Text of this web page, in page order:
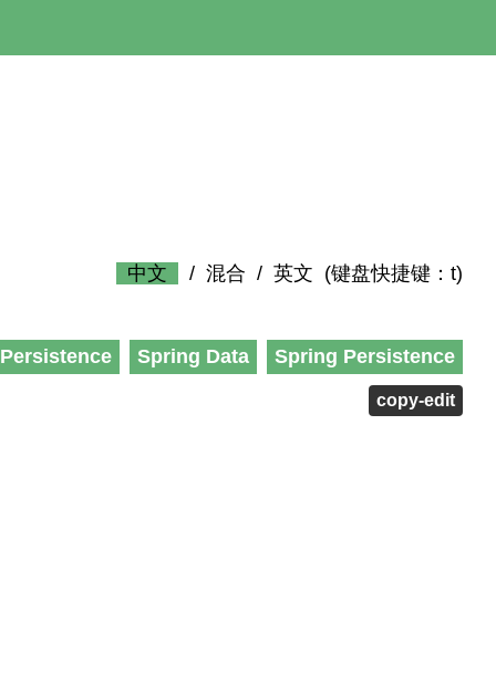
中文 / 混合 / 英文 (键盘快捷键：t)
Persistence Spring Data Spring Persistence
copy-edit